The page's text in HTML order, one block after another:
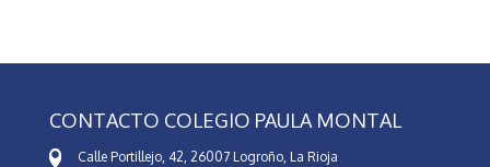
CONTACTO COLEGIO PAULA MONTAL
Calle Portillejo, 42, 26007 Logroño, La Rioja